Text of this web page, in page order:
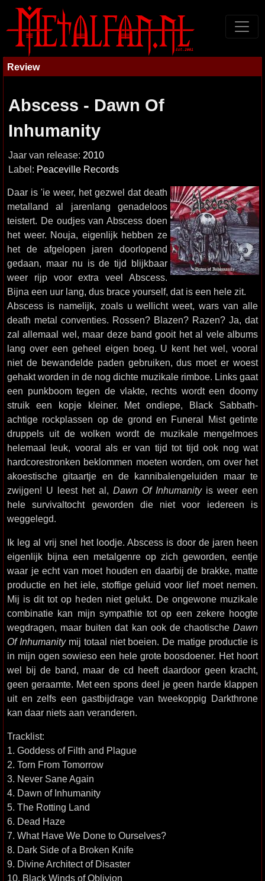
Review
Abscess - Dawn Of
Inhumanity
Jaar van release: 2010
Label: Peaceville Records
Daar is 'ie weer, het gezwel dat death
metalland al jarenlang genadeloos
teistert. De oudjes van Abscess doen
het weer. Nouja, eigenlijk hebben ze
het de afgelopen jaren doorlopend
gedaan, maar nu is de tijd blijkbaar
weer rijp voor extra veel Abscess.
Bijna een uur lang, dus brace yourself, dat is een hele zit.
Abscess is namelijk, zoals u wellicht weet, wars van alle
death metal conventies. Rossen? Blazen? Razen? Ja, dat
zal allemaal wel, maar deze band gooit het al vele albums
lang over een geheel eigen boeg. U kent het wel, vooral
niet de bewandelde paden gebruiken, dus moet er woest
gehakt worden in de nog dichte muzikale rimboe. Links gaat
een punkboom tegen de vlakte, rechts wordt een doomy
struik een kopje kleiner. Met ondiepe, Black Sabbath-
achtige rockplassen op de grond en Funeral Mist getinte
druppels uit de wolken wordt de muzikale mengelmoes
helemaal leuk, vooral als er van tijd tot tijd ook nog wat
hardcorestronken beklommen moeten worden, om over het
akoestische gitaartje en de kannibalengeluiden maar te
zwijgen! U leest het al, Dawn Of Inhumanityis weer een
hele survivaltocht geworden die niet voor iedereen is
weggelegd.
Ik leg al vrij snel het loodje. Abscess is door de jaren heen
eigenlijk bijna een metalgenre op zich geworden, eentje
waar je echt van moet houden en daarbij de brakke, matte
productie en het iele, stoffige geluid voor lief moet nemen.
Mij is dit tot op heden niet gelukt. De ongewone muzikale
combinatie kan mijn sympathie tot op een zekere hoogte
wegdragen, maar buiten dat kan ook de chaotische Dawn
Of Inhumanitymij totaal niet boeien. De matige productie is
in mijn ogen sowieso een hele grote boosdoener. Het hoort
wel bij de band, maar de cd heeft daardoor geen kracht,
geen geraamte. Met een spons deel je geen harde klappen
uit en zelfs een gastbijdrage van tweekoppig Darkthrone
kan daar niets aan veranderen.
Tracklist:
1. Goddess of Filth and Plague
2. Torn From Tomorrow
3. Never Sane Again
4. Dawn of Inhumanity
5. The Rotting Land
6. Dead Haze
7. What Have We Done to Ourselves?
8. Dark Side of a Broken Knife
9. Divine Architect of Disaster
10. Black Winds of Oblivion